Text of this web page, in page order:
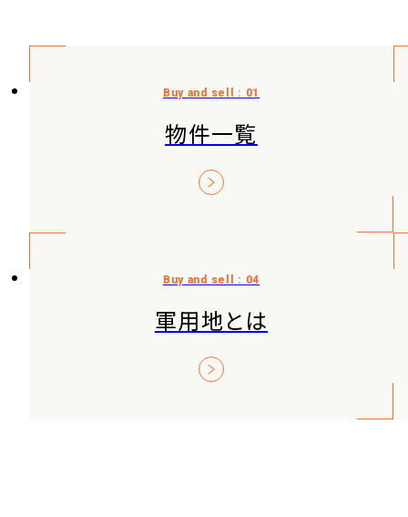
物件一覧
軍用地とは